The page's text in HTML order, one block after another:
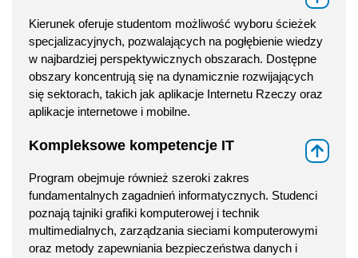
Kierunek oferuje studentom możliwość wyboru ścieżek
specjalizacyjnych, pozwalających na pogłębienie wiedzy
w najbardziej perspektywicznych obszarach. Dostępne
obszary koncentrują się na dynamicznie rozwijających
się sektorach, takich jak aplikacje Internetu Rzeczy oraz
aplikacje internetowe i mobilne.
Kompleksowe kompetencje IT
Program obejmuje również szeroki zakres
fundamentalnych zagadnień informatycznych. Studenci
poznają tajniki grafiki komputerowej i technik
multimedialnych, zarządzania sieciami komputerowymi
oraz metody zapewniania bezpieczeństwa danych i